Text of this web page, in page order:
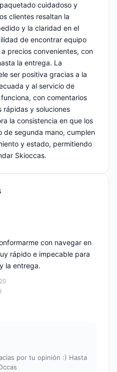
cuidadoso y
clientes resaltan la
y la claridad en el
de encontrar equipo
precios convenientes, con
la entrega. La
ser positiva gracias a la
y al servicio de
con comentarios
rápidas y soluciones
la consistencia en que los
de segunda mano, cumplen
y estado, permitiendo
Skioccas.
con navegar en
rápido e impecable para
la entrega.
por tu opinión :) Hasta